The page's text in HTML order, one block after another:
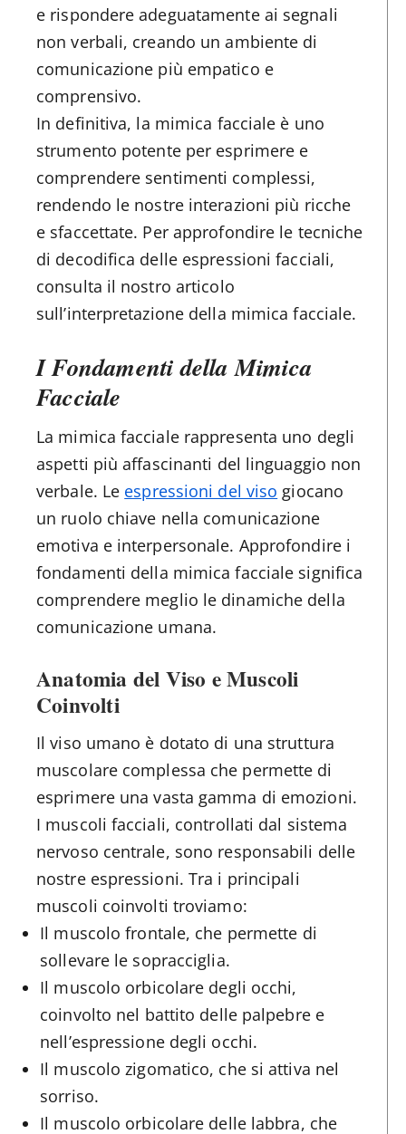
e rispondere adeguatamente ai segnali
non verbali, creando un ambiente di
comunicazione più empatico e
comprensivo.
In definitiva, la mimica facciale è uno
strumento potente per esprimere e
comprendere sentimenti complessi,
rendendo le nostre interazioni più ricche
e sfaccettate. Per approfondire le tecniche
di decodifica delle espressioni facciali,
consulta il nostro articolo
sull’interpretazione della mimica facciale.
I Fondamenti della Mimica
Facciale
La mimica facciale rappresenta uno degli
aspetti più affascinanti del linguaggio non
verbale. Le espressioni del viso giocano
un ruolo chiave nella comunicazione
emotiva e interpersonale. Approfondire i
fondamenti della mimica facciale significa
comprendere meglio le dinamiche della
comunicazione umana.
Anatomia del Viso e Muscoli
Coinvolti
Il viso umano è dotato di una struttura
muscolare complessa che permette di
esprimere una vasta gamma di emozioni.
I muscoli facciali, controllati dal sistema
nervoso centrale, sono responsabili delle
nostre espressioni. Tra i principali
muscoli coinvolti troviamo:
Il muscolo frontale, che permette di
sollevare le sopracciglia.
Il muscolo orbicolare degli occhi,
coinvolto nel battito delle palpebre e
nell’espressione degli occhi.
Il muscolo zigomatico, che si attiva nel
sorriso.
Il muscolo orbicolare delle labbra, che